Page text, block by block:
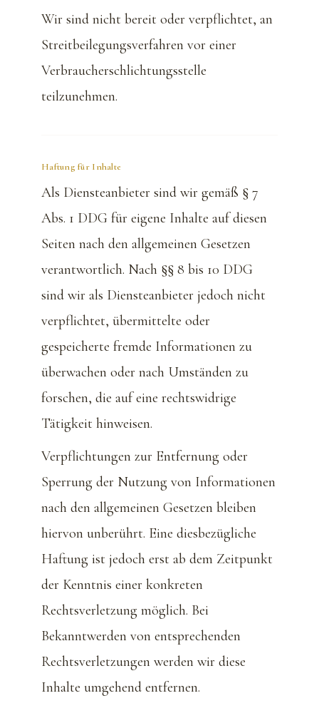
Wir sind nicht bereit oder verpflichtet, an
Streitbeilegungsverfahren vor einer
Verbraucherschlichtungsstelle
teilzunehmen.
Haftung für Inhalte
Als Diensteanbieter sind wir gemäß § 7
Abs. 1 DDG für eigene Inhalte auf diesen
Seiten nach den allgemeinen Gesetzen
verantwortlich. Nach §§ 8 bis 10 DDG
sind wir als Diensteanbieter jedoch nicht
verpflichtet, übermittelte oder
gespeicherte fremde Informationen zu
überwachen oder nach Umständen zu
forschen, die auf eine rechtswidrige
Tätigkeit hinweisen.
Verpflichtungen zur Entfernung oder
Sperrung der Nutzung von Informationen
nach den allgemeinen Gesetzen bleiben
hiervon unberührt. Eine diesbezügliche
Haftung ist jedoch erst ab dem Zeitpunkt
der Kenntnis einer konkreten
Rechtsverletzung möglich. Bei
Bekanntwerden von entsprechenden
Rechtsverletzungen werden wir diese
Inhalte umgehend entfernen.